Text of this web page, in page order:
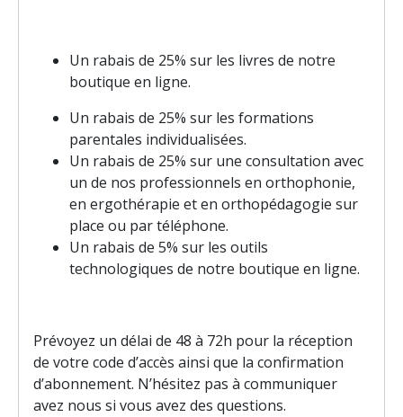
Un rabais de 25% sur les livres de notre
boutique en ligne.
Un rabais de 25% sur les formations
parentales individualisées.
Un rabais de 25% sur une consultation avec
un de nos professionnels en orthophonie,
en ergothérapie et en orthopédagogie sur
place ou par téléphone.
Un rabais de 5% sur les outils
technologiques de notre boutique en ligne.
Prévoyez un délai de 48 à 72h pour la réception
de votre code d’accès ainsi que la confirmation
d’abonnement. N’hésitez pas à communiquer
avez nous si vous avez des questions.